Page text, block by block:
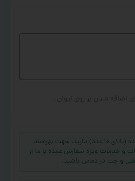
اگر سفارش عمده (بالای ۱۰ عدد) دارید، جهت بهره‌مند
و خدمات ویژه سفارش عمده با ما از
و چت در تماس باشید.